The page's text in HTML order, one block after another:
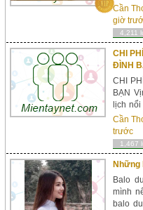
Thủy,
www...
Cần
giờ
4,211
CHI
ĐÌNH
CHI
BẠN
lịch
của
bạn
về chi
Cần
trước
1,467
Những
Balo
mình
balo